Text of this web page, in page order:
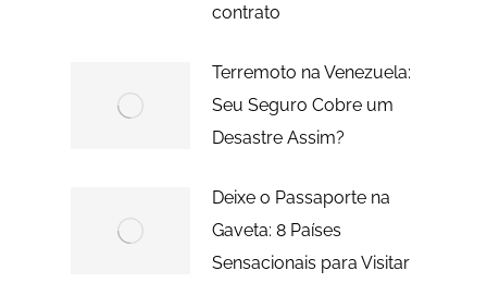
contrato
Terremoto na Venezuela:
Seu Seguro Cobre um
Desastre Assim?
Deixe o Passaporte na
Gaveta: 8 Países
Sensacionais para Visitar